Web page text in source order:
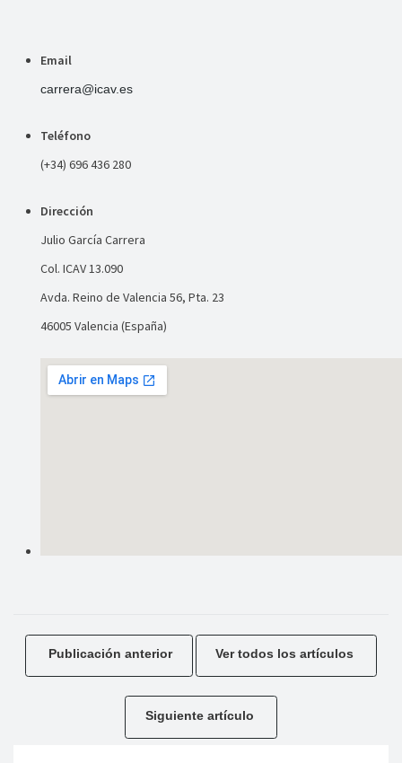
Email
carrera@icav.es
Teléfono
(+34) 696 436 280
Dirección
Julio García Carrera
Col. ICAV 13.090
Avda. Reino de Valencia 56, Pta. 23
46005 Valencia (España)
Publicación anterior Ver todos los artículos
Siguiente artículo